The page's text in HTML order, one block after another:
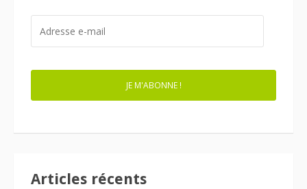
MAIL
JE M'ABONNE !
Articles récents